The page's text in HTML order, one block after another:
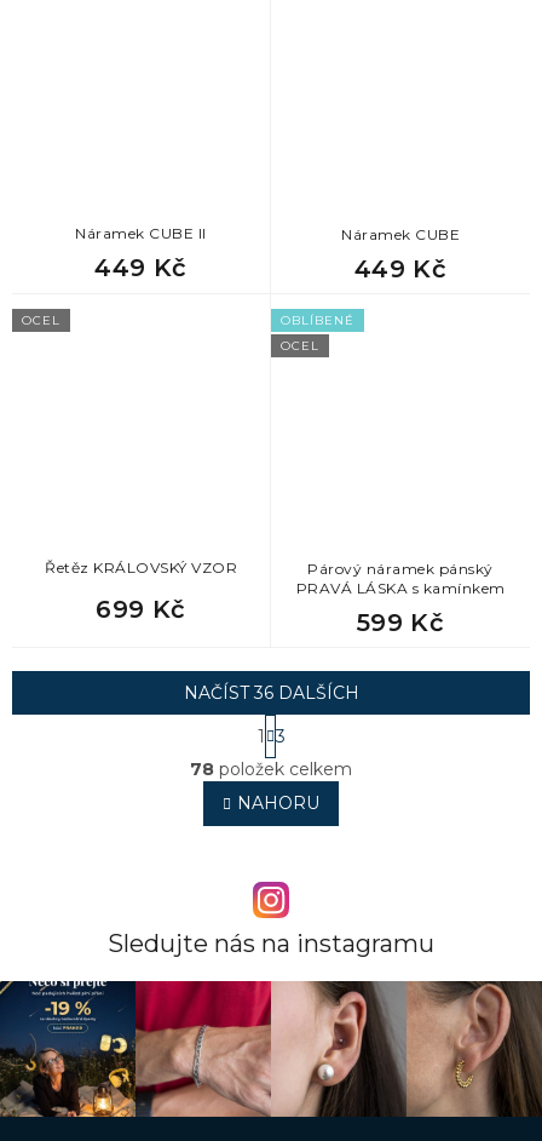
Náramek CUBE II
449 Kč
Náramek CUBE
449 Kč
OCEL
Řetěz KRÁLOVSKÝ VZOR
699 Kč
OBLÍBENÉ
OCEL
Párový náramek pánský
PRAVÁ LÁSKA s kamínkem
599 Kč
O
v
l
á
c
í
p
v
k
y
v
ý
p
i
NAČÍST 36 DALŠÍCH
S
t
r
á
n
k
á
n
1
3
78 položek celkem
NAHORU
Sledujte nás na instagramu